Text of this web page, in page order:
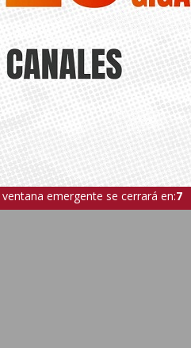
ventana emergente se cerrará en:5